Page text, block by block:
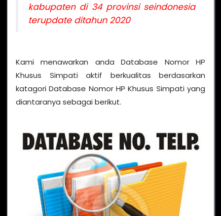
kabupaten di 34 provinsi seindonesia
terupdate ditahun 2020
Kami menawarkan anda Database Nomor HP
Khusus Simpati aktif berkualitas berdasarkan
katagori Database Nomor HP Khusus Simpati yang
diantaranya sebagai berikut.